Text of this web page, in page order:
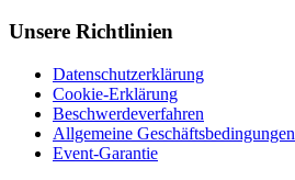
Unsere Richtlinien
Datenschutzerklärung
Cookie-Erklärung
Beschwerdeverfahren
Allgemeine Geschäftsbedingungen
Event-Garantie